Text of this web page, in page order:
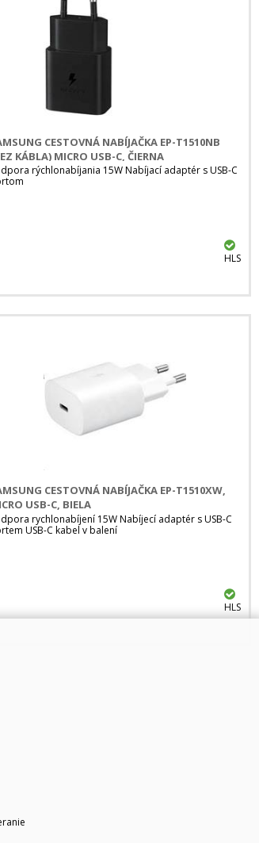
CESTOVNÁ NABÍJAČKA EP-T1510NB
KÁBLA) MICRO USB-C, ČIERNA
rýchlonabíjania 15W Nabíjací adaptér s USB-C
HLS
CESTOVNÁ NABÍJAČKA EP-T1510XW,
USB-C, BIELA
rychlonabíjení 15W Nabíjecí adaptér s USB-C
USB-C kabel v balení
HLS